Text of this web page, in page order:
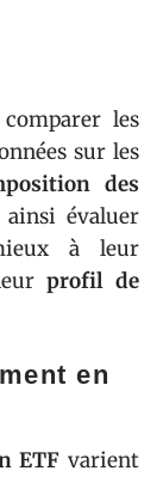
les
sur les
des
ainsi évaluer
à leur
profil de
en
ETF varient